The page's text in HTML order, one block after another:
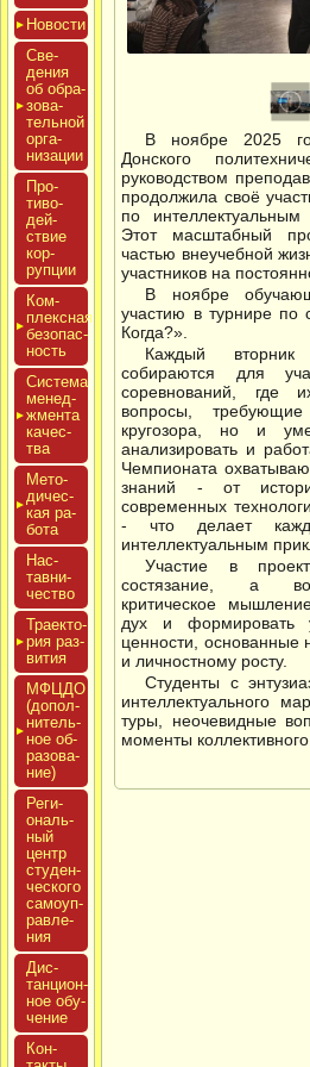
Новос­ти
Све­
дения
об об­ра­
зова­
тель­ной
ор­га­
низа­ции
Про­
тиво­
дей­
ствие
кор­
рупции
Ком­
плексная
бе­зопас­
ность
Сис­те­ма
ме­нед­
жмен­та
ка­чес­
тва
Мето­
дичес­
кая ра­
бота
Нас­
тавни­
чес­тво
Тра­ек­то­
рия раз­
ви­тия
МФЦДО
(до­пол­
ни­тель­
ное об­
ра­зова­
ние)
Реги­
ональ­
ный
центр
сту­ден­
ческо­го
са­мо­уп­
равле­
ния
Дис­
танци­он­
ное обу­
чение
Кон­
В ноябре 2025
Донского
руководством
продолжила своё
по
Этот масштабный
частью внеучебной
участников на
В ноябре
участию в турнире по
Когда?».
Каждый
собираются для
соревнований, где
вопросы,
кругозора, но и
анализировать и
Чемпионата
знаний - от
современных
- что делает
интеллектуальным
Участие в
состязание, а
критическое
дух и формировать
ценности, основанные
и личностному росту.
Студенты с
интеллектуального
туры, неочевидные
моменты